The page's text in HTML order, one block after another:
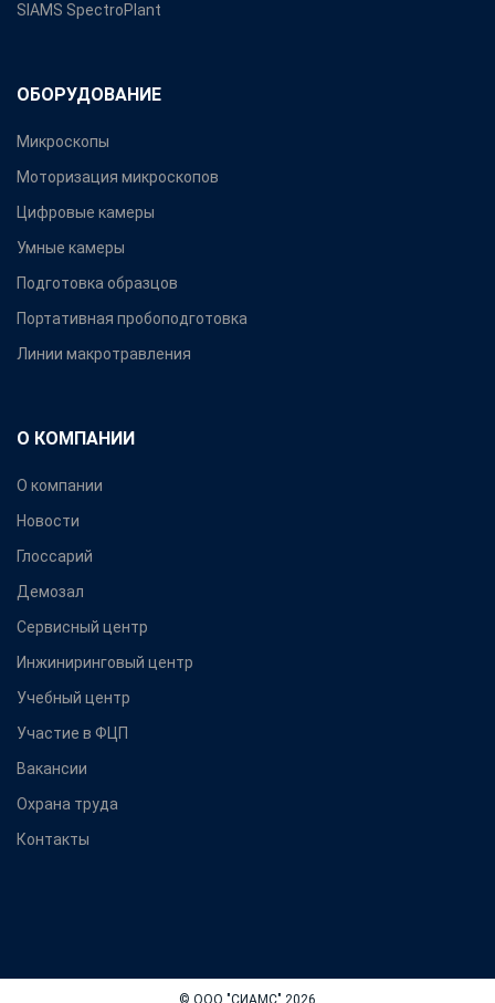
SIAMS SpectroPlant
ОБОРУДОВАНИЕ
Микроскопы
Моторизация микроскопов
Цифровые камеры
Умные камеры
Подготовка образцов
Портативная пробоподготовка
Линии макротравления
О КОМПАНИИ
О компании
Новости
Глоссарий
Демозал
Сервисный центр
Инжиниринговый центр
Учебный центр
Участие в ФЦП
Вакансии
Охрана труда
Контакты
© ООО "СИАМС" 2026